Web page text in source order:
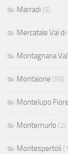
Marradi (5)
Mercatale Val di
Montagnana
Montaione (55)
Montelupo
Montemurlo (2)
Montespertoli